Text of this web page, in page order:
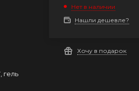
гель
Нет в наличии
Нашли дешевле?
Хочу в подарок